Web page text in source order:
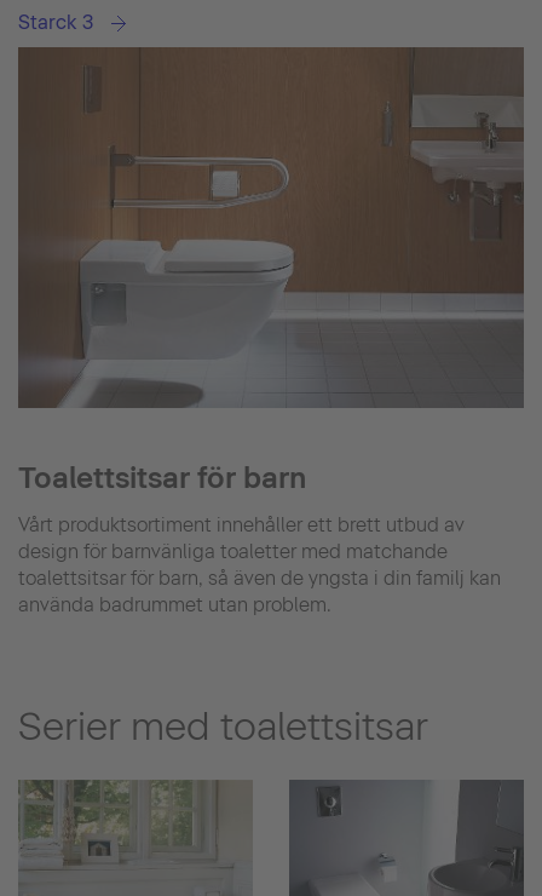
Starck 3
Toalettsitsar för barn
Vårt produktsortiment innehåller ett brett utbud av
design för barnvänliga toaletter med matchande
toalettsitsar för barn, så även de yngsta i din familj kan
använda badrummet utan problem.
Serier med toalettsitsar